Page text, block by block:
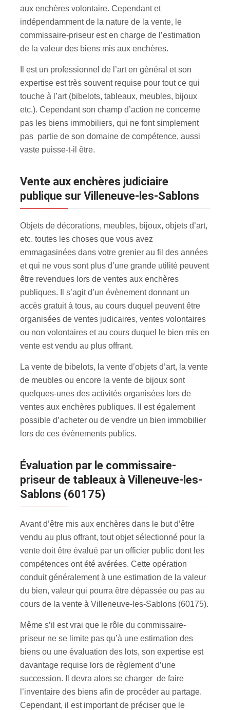
aux enchères volontaire. Cependant et
indépendamment de la nature de la vente, le
commissaire-priseur est en charge de l’estimation
de la valeur des biens mis aux enchères.
Il est un professionnel de l’art en général et son
expertise est très souvent requise pour tout ce qui
touche à l’art (bibelots, tableaux, meubles, bijoux
etc.). Cependant son champ d’action ne concerne
pas les biens immobiliers, qui ne font simplement
pas partie de son domaine de compétence, aussi
vaste puisse-t-il être.
Vente aux enchères judiciaire
publique sur Villeneuve-les-Sablons
Objets de décorations, meubles, bijoux, objets d’art,
etc. toutes les choses que vous avez
emmagasinées dans votre grenier au fil des années
et qui ne vous sont plus d’une grande utilité peuvent
être revendues lors de ventes aux enchères
publiques. Il s’agit d’un évènement donnant un
accès gratuit à tous, au cours duquel peuvent être
organisées de ventes judicaires, ventes volontaires
ou non volontaires et au cours duquel le bien mis en
vente est vendu au plus offrant.
La vente de bibelots, la vente d’objets d’art, la vente
de meubles ou encore la vente de bijoux sont
quelques-unes des activités organisées lors de
ventes aux enchères publiques. Il est également
possible d’acheter ou de vendre un bien immobilier
lors de ces évènements publics.
évaluation par le commissaire-
priseur de tableaux à Villeneuve-les-
Sablons (60175)
Avant d’être mis aux enchères dans le but d’être
vendu au plus offrant, tout objet sélectionné pour la
vente doit être évalué par un officier public dont les
compétences ont été avérées. Cette opération
conduit généralement à une estimation de la valeur
du bien, valeur qui pourra être dépassée ou pas au
cours de la vente à Villeneuve-les-Sablons (60175).
Même s’il est vrai que le rôle du commissaire-
priseur ne se limite pas qu’à une estimation des
biens ou une évaluation des lots, son expertise est
davantage requise lors de règlement d’une
succession. Il devra alors se charger de faire
l’inventaire des biens afin de procéder au partage.
Cependant, il est important de préciser que le